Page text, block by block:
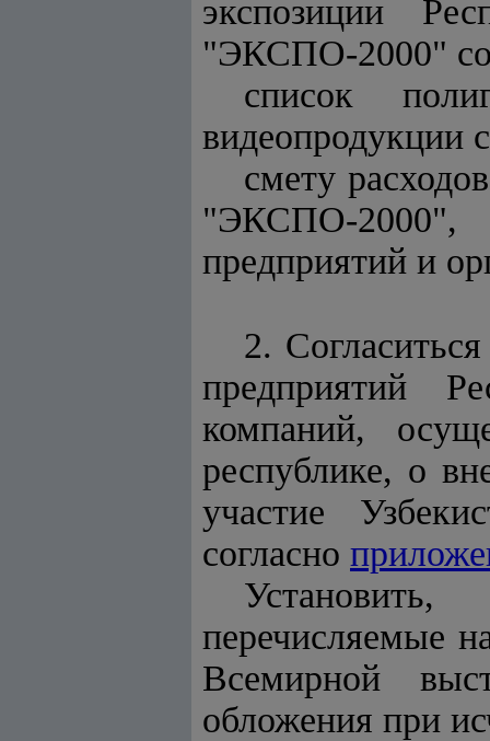
экспозиции
"ЭКСПО-2000"
список
видеопродукции
смету
"ЭКСПО-2000",
предприятий и
2.
предприятий
компаний,
республике, о
участие
согласно
перечисляемые
Всемирной
обложения при